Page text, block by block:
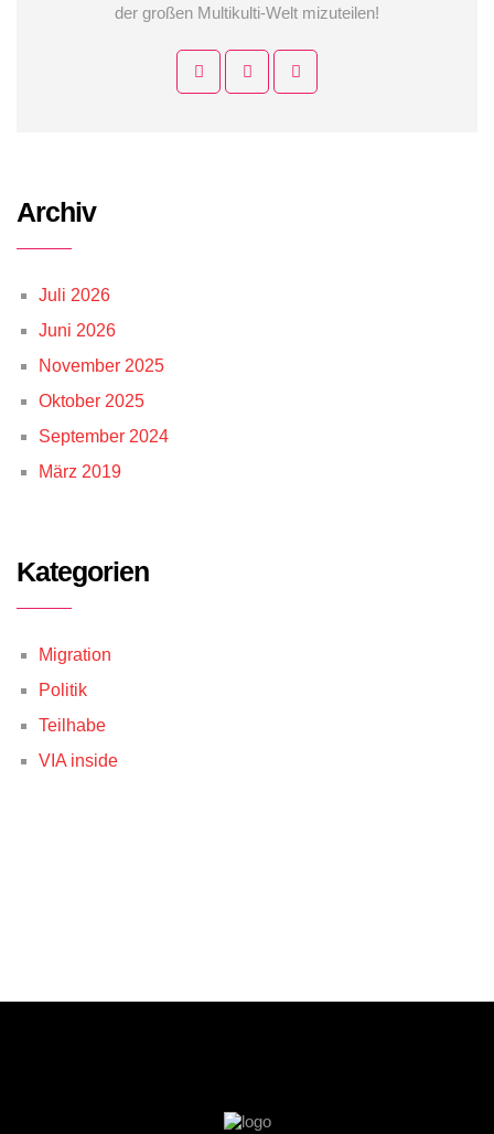
der großen Multikulti-Welt mizuteilen!
Archiv
Juli 2026
Juni 2026
November 2025
Oktober 2025
September 2024
März 2019
Kategorien
Migration
Politik
Teilhabe
VIA inside